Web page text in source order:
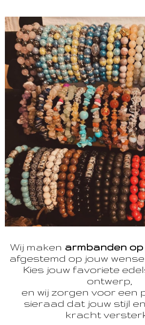
Wij maken armbanden
afgestemd op jouw
Kies jouw favoriete
ontwerp,
en wij zorgen voor een
sieraad dat jouw stijl
kracht